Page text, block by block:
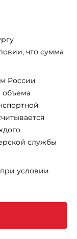
что сумма
России
объема
службы
условии